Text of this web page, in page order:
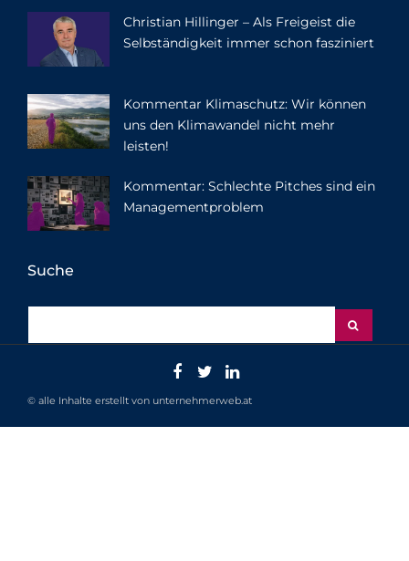
Christian Hillinger – Als Freigeist die
Selbständigkeit immer schon fasziniert
Kommentar Klimaschutz: Wir können
uns den Klimawandel nicht mehr
leisten!
Kommentar: Schlechte Pitches sind ein
Managementproblem
Suche
© alle Inhalte erstellt von unternehmerweb.at